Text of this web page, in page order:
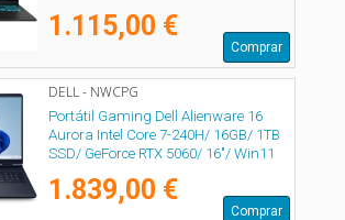
1.115,00 €
Comprar
DELL - NWCPG
Portátil Gaming Dell Alienware 16
Aurora Intel Core 7-240H/ 16GB/ 1TB
SSD/ GeForce RTX 5060/ 16"/ Win11
1.839,00 €
Comprar